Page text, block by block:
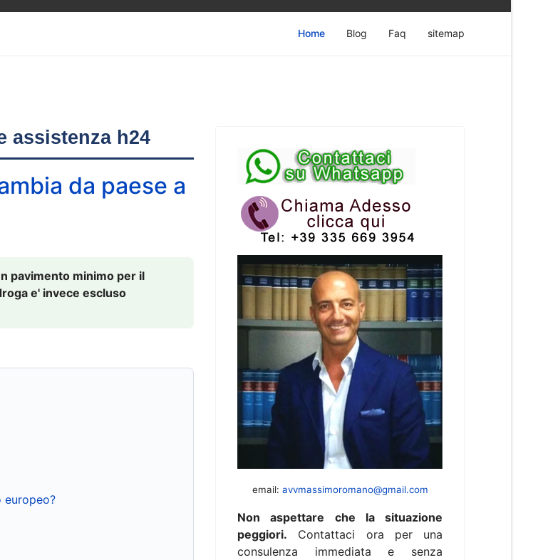
Home Blog Faq sitemap
assistenza h24
da paese a
pavimento minimo per il
e' invece escluso
europeo?
email: avvmassimoromano@gmail.com
Non aspettare che la situazione
peggiori. Contattaci ora per una
consulenza immediata e senza